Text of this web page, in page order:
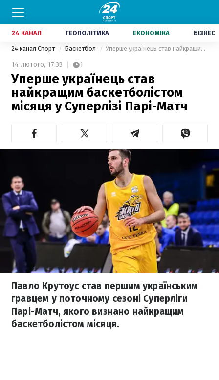
24 КАНАЛ ГЕОПОЛІТИКА ЕКОНОМІКА БІЗНЕС
24 канал Спорт Баскетбол Уперше українець став найкращим баскетболістом місяця у Суперлізі Парі-Матч
14 лютого, 17:33 1
Уперше українець став
найкращим баскетболістом
місяця у Суперлізі Парі-Матч
Павло Крутоус став першим українським
гравцем у поточному сезоні Суперліги
Парі-Матч, якого визнано найкращим
баскетболістом місяця.